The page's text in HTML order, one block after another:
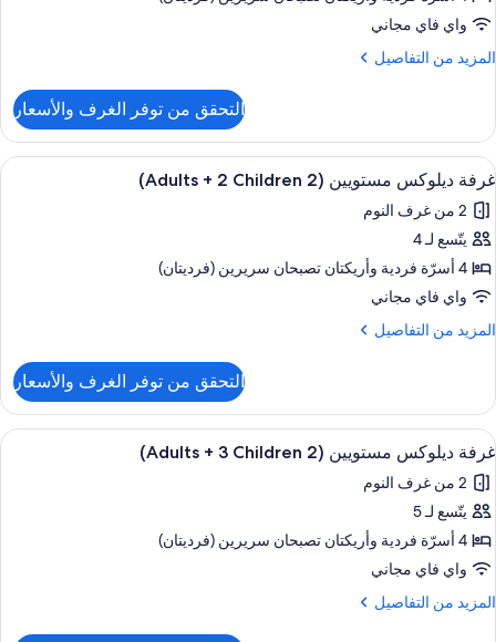
مستويين
(2
Adults
1
Child)
واي فاي مجاني
المزيد من التفاصيل
المزيد
غرفة
ديلوكس
مستويين
Adults
+
Child)
التحقق من توفر الغرف والأسعار
استعراض
جميع
صور
غرفة
ديلوكس
مستويين
(2
Adults
2
Children)
9
غرفة ديلوكس مستويين (2 Adults + 2 Children)
2 من غرف النوم
يتّسع لـ 4
4 أسرّة فردية‫‬ وأريكتان تصبحان سريرين (فرديتان)
واي فاي مجاني
المزيد من التفاصيل
المزيد
غرفة
ديلوكس
مستويين
Adults
+
Children)
التحقق من توفر الغرف والأسعار
استعراض
جميع
صور
غرفة
ديلوكس
مستويين
(2
Adults
9
غرفة ديلوكس مستويين (2 Adults + 3 Children)
2 من غرف النوم
يتّسع لـ 5
4 أسرّة فردية‫‬ وأريكتان تصبحان سريرين (فرديتان)
واي فاي مجاني
المزيد من التفاصيل
المزيد